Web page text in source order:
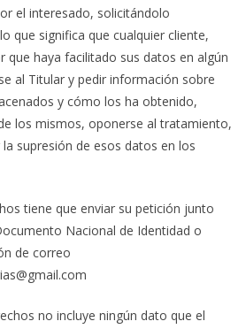
el interesado, solicitándolo
que significa que cualquier cliente,
que haya facilitado sus datos en algún
al Titular y pedir información sobre
y cómo los ha obtenido,
los mismos, oponerse al tratamiento,
supresión de esos datos en los
tiene que enviar su petición junto
Nacional de Identidad o
de correo
no incluye ningún dato que el